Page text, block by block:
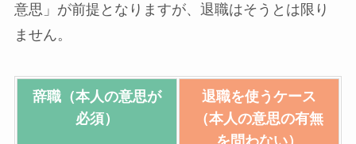
意思」が前提となりますが、退職はそうとは限り
ません。
辞職（本人の意思が
必須）
退職を使うケース
（本人の意思の有無
を問わない）